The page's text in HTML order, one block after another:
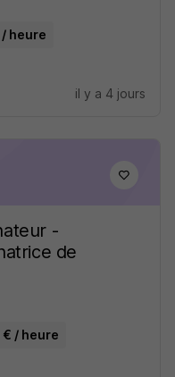
/ heure
il y a 4 jours
-
de
/ heure